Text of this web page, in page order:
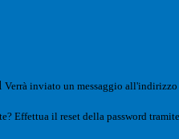
Verrà inviato un messaggio
Effettua il reset della password